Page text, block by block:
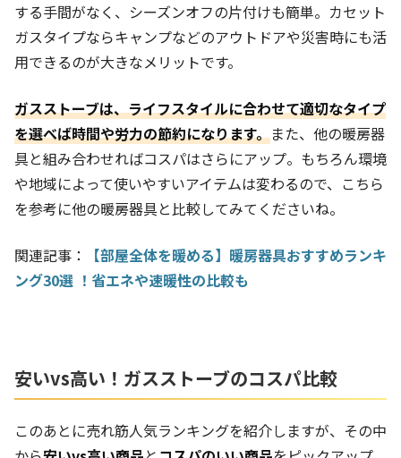
する手間がなく、シーズンオフの片付けも簡単。カセット
ガスタイプならキャンプなどのアウトドアや災害時にも活
用できるのが大きなメリットです。
ガスストーブは、ライフスタイルに合わせて適切なタイプ
を選べば時間や労力の節約になります。また、他の暖房器
具と組み合わせればコスパはさらにアップ。もちろん環境
や地域によって使いやすいアイテムは変わるので、こちら
を参考に他の暖房器具と比較してみてくださいね。
関連記事：
【部屋全体を暖める】暖房器具おすすめランキ
ング30選 ！省エネや速暖性の比較も
安いvs高い！ガスストーブのコスパ比較
このあとに売れ筋人気ランキングを紹介しますが、その中